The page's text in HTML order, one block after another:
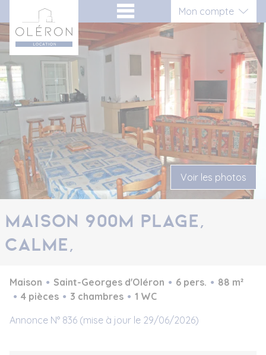
au
contenu
Mon compte
Connexion
Inscription vacancier
Inscription propriétaire
Voir les photos
Maison 900m plage,
calme,
Maison Saint-Georges d'Oléron 6 pers.
88 m²
4 pièces
3 chambres
1 WC
Annonce N° 836 (mise à jour le 29/06/2026)
Panneau de gestion des cookies